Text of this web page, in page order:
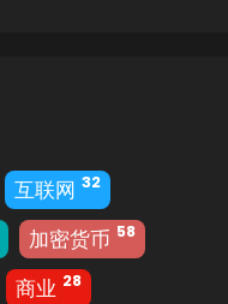
互联网 32
加密货币 58
商业 28